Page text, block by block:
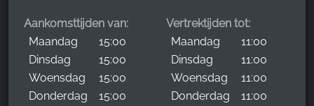
Aankomsttijden van:
Maandag
15:00
Dinsdag
15:00
Woensdag
15:00
Donderdag
15:00
Vertrektijden tot:
Maandag
11:00
Dinsdag
11:00
Woensdag
11:00
Donderdag
11:00